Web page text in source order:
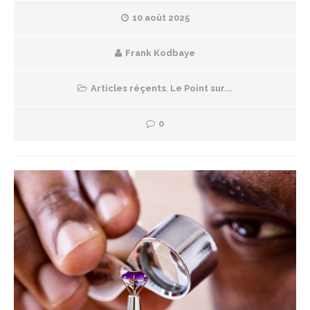
10 août 2025
Frank Kodbaye
Articles réçents, Le Point sur...
0